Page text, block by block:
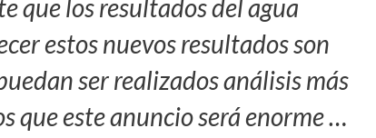
que los resultados del agua
estos nuevos resultados son
ser realizados análisis más
que este anuncio será enorme …